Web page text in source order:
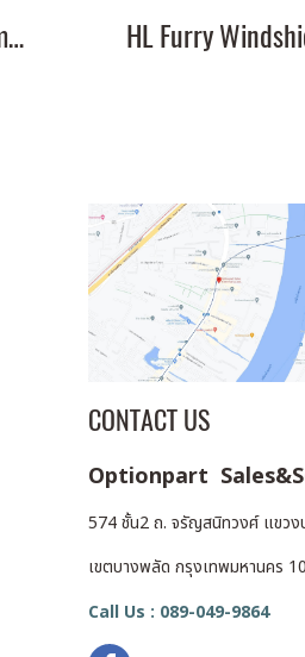
HL 3.5mm TRS to 3.5mm TRS Cable HL Furry
CONTACT US
Optionpart
574 ชั้น2 ถ. จรัญสนิทวงศ์ แขวง
เขตบางพลัด กรุงเทพมหานคร
Call Us : 089-049-9864